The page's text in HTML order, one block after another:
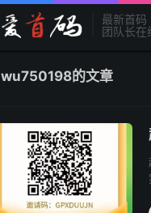
最新首码
团队长在
wu750198的文章